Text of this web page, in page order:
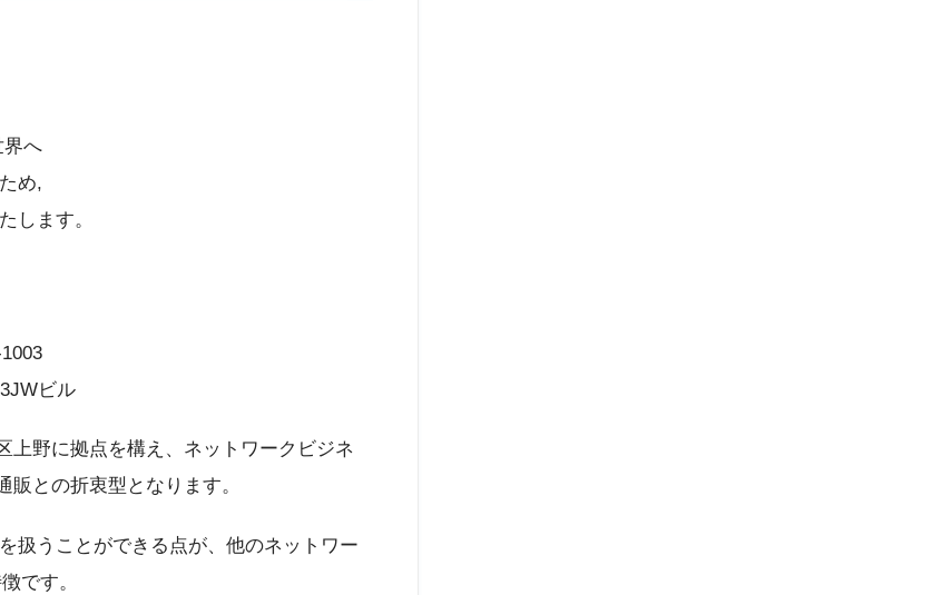
へ
め,
します。
ビル
上野に拠点を構え、ネットワークビジネ
との折衷型となります。
扱うことができる点が、他のネットワー
です。